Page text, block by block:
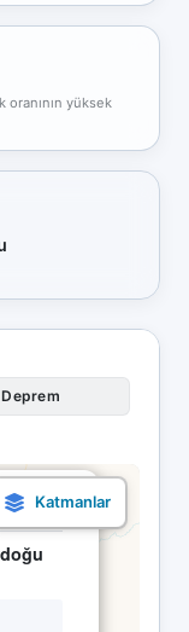
oranının yüksek
17.04 21:28
×